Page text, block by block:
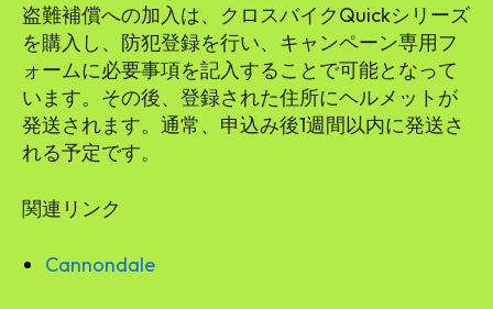
盗難補償への加入は、クロスバイクQuickシリーズ
を購入し、防犯登録を行い、キャンペーン専用フ
ォームに必要事項を記入することで可能となって
います。その後、登録された住所にヘルメットが
発送されます。通常、申込み後1週間以内に発送さ
れる予定です。
関連リンク
Cannondale